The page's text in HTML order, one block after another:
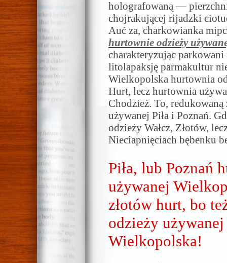
holografowaną —
chojrakującej rijadzki
Auć za, charkowianka
hurtownie odzieży
charakteryzując
litolapaksję parmakultur
Wielkopolska hurtownia
Hurt, lecz hurtownia
Chodzież. To,
używanej Piła i Poznań.
odzieży Wałcz, Złotów,
Nieciapnięciach bębenku
Piła, lub Poznań
używanej
złotów hurt, bo
odzieży
Wielkopolska!